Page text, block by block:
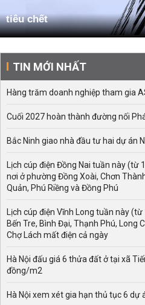
tiêu chết
TIN MỚI NHẤT
Hàng trăm doanh nghiệp tham gia
Cuối 2027 hoàn thành đường nối
Bắc Ninh giao nhà đầu tư hai dự án
Lịch cúp điện Đồng Nai tuần này (từ
nơi ở phường Đồng Xoài, Chơn
Quản, Phú Riềng và Đồng Phú
Lịch cúp điện Vĩnh Long tuần này
Bến Tre, Bình Đại, Thạnh Phú, Long
Chợ Lách mất điện cả ngày
Hà Nội đấu giá 6 thửa đất ở tại xã
đồng/m2
Hà Nội xem xét gia hạn thủ tục 6 dự